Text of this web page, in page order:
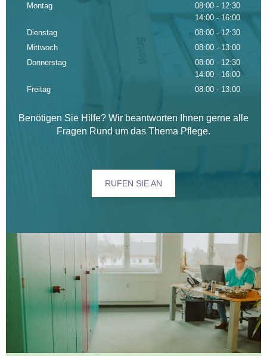
Montag
08:00 - 12:30
14:00 - 16:00
Dienstag
08:00 - 12:30
Mittwoch
08:00 - 13:00
Donnerstag
08:00 - 12:30
14:00 - 16:00
Freitag
08:00 - 13:00
Benötigen Sie Hilfe? Wir beantworten Ihnen gerne alle
Fragen Rund um das Thema Pflege.
RUFEN SIE AN